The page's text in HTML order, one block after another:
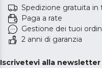
Spedizione gratuita in
Paga a rate
Gestione dei tuoi
2 anni di garanzia
Iscrivetevi alla